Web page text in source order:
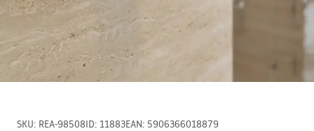
SKU: REA-98508ID: 11883EAN: 5906366018879